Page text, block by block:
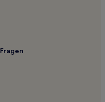
Schottenfeldgasse
Museum Josephinum
Nußdorf